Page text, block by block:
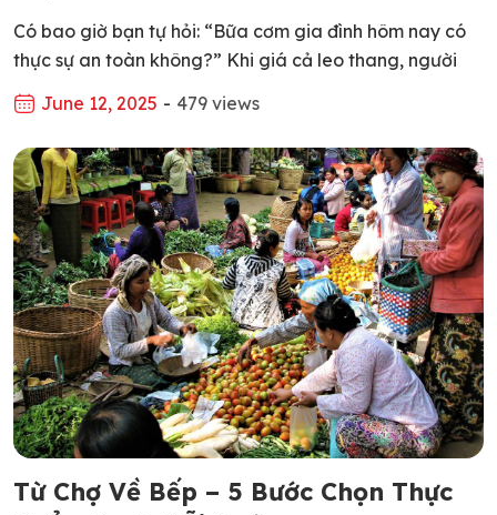
Có bao giờ bạn tự hỏi: “Bữa cơm gia đình hôm nay có
thực sự an toàn không?” Khi giá cả leo thang, người
tiêu dùng dễ bị cám dỗ bởi những món thực phẩm có
giá rẻ bất ngờ, màu sắc bắt mắt, mùi vị hấp dẫn.
Nhưng ít ai ngờ rằng, đằng sau […]
June 12, 2025 - 479 views
Từ Chợ Về Bếp – 5 Bước Chọn Thực